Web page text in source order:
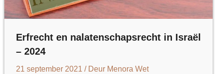
Erfrecht en nalatenschapsrecht in Israël
– 2024
21 september 2021 / Deur Menora Wet